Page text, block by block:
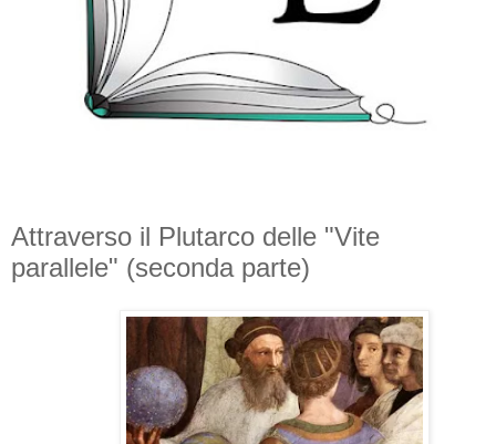
Attraverso il Plutarco delle "Vite
parallele" (seconda parte)